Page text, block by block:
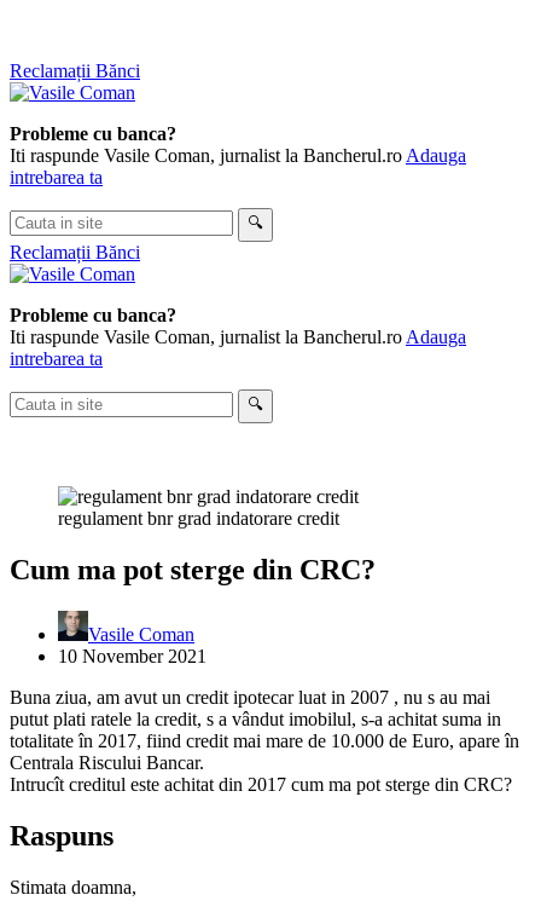
Skip
to
Reclamații Bănci
Probleme cu banca?
Iti raspunde Vasile Coman, jurnalist la Bancherul.ro Adauga
intrebarea ta
Cauta
in
site
🔍
Reclamații Bănci
Probleme cu banca?
Iti raspunde Vasile Coman, jurnalist la Bancherul.ro Adauga
intrebarea ta
Cauta
in
🔍
regulament bnr grad indatorare credit
Cum ma pot sterge din CRC?
Vasile Coman
10 November 2021
Buna ziua, am avut un credit ipotecar luat in 2007 , nu s au mai
putut plati ratele la credit, s a vândut imobilul, s-a achitat suma in
totalitate în 2017, fiind credit mai mare de 10.000 de Euro, apare în
Centrala Riscului Bancar.
Intrucît creditul este achitat din 2017 cum ma pot sterge din CRC?
Raspuns
Stimata doamna,